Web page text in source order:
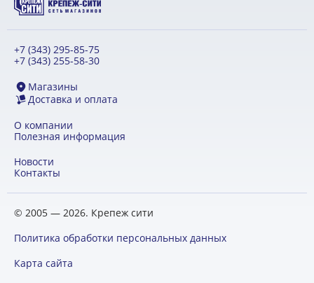
+7 (343) 295-85-75
+7 (343) 255-58-30
Магазины
Доставка и оплата
О компании
Полезная информация
Новости
Контакты
© 2005 — 2026. Крепеж сити
Политика обработки персональных данных
Карта сайта